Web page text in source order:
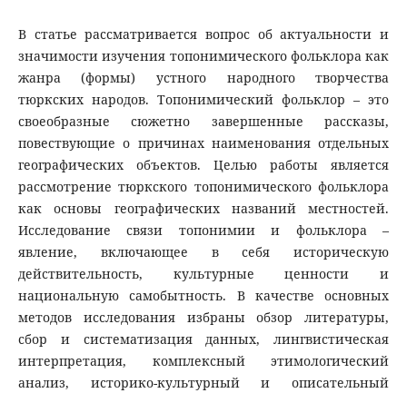
В статье рассматривается вопрос об актуальности и
значимости изучения топонимического фольклора как
жанра (формы) устного народного творчества
тюркских народов. Топонимический фольклор – это
своеобразные сюжетно завершенные рассказы,
повествующие о причинах наименования отдельных
географических объектов. Целью работы является
рассмотрение тюркского топонимического фольклора
как основы географических названий местностей.
Исследование связи топонимии и фольклора –
явление, включающее в себя историческую
действительность, культурные ценности и
национальную самобытность. В качестве основных
методов исследования избраны обзор литературы,
сбор и систематизация данных, лингвистическая
интерпретация, комплексный этимологический
анализ, историко-культурный и описательный